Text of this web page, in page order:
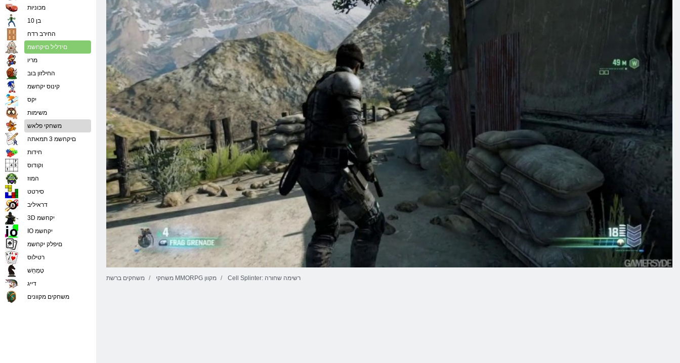
משחקים ברשת משחקי MMORPG מקוון Cell Splinter: רשימה שחורה
מכוניות
בן 10
החירב רדח
םידליל םיקחשמ
מריו
החילזון בוב
קינוס יקחשמ
יִקס
משימות
משחקי פלאש
םיקחשמ 3 תמאתה
חידות
וקודוס
המוז
סירטט
דראיליב
3D יקחשמ
IO יקחשמ
םיפלק יקחשמ
רטילוס
טָמְחַׁש
דייג
משחקים מקוונים